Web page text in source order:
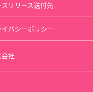
スリリース送付先
イバシーポリシー
社